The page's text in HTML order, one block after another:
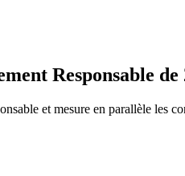
Responsable de
et mesure en parallèle les